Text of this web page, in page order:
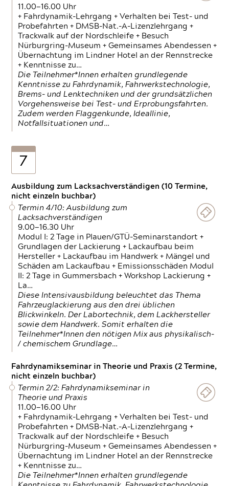
11.00—16.00 Uhr
+ Fahrdynamik-Lehrgang + Verhalten bei Test- und
Probefahrten + DMSB-Nat.-A-Lizenzlehrgang +
Trackwalk auf der Nordschleife + Besuch
Nürburgring-Museum + Gemeinsames Abendessen +
Übernachtung im Lindner Hotel an der Rennstrecke
+ Kenntnisse zu…
Die Teilnehmer*Innen erhalten grundlegende
Kenntnisse zu Fahrdynamik, Fahrwerkstechnologie,
Brems- und Lenktechniken und der grundsätzlichen
Vorgehensweise bei Test- und Erprobungsfahrten.
Zudem werden Flaggenkunde, Ideallinie,
Notfallsituationen und…
7
Ausbildung zum Lacksachverständigen (10 Termine,
nicht einzeln buchbar)
Termin 4/10: Ausbildung zum
Lacksachverständigen
9.00—16.30 Uhr
Modul I: 2 Tage in Plauen/GTÜ-Seminarstandort +
Grundlagen der Lackierung + Lackaufbau beim
Hersteller + Lackaufbau im Handwerk + Mängel und
Schäden am Lackaufbau + Emissionsschäden Modul
II: 2 Tage in Gummersbach + Workshop Lackierung +
La…
Diese Intensivausbildung beleuchtet das Thema
Fahrzeuglackierung aus den drei üblichen
Blickwinkeln. Der Labortechnik, dem Lackhersteller
sowie dem Handwerk. Somit erhalten die
Teilnehmer*Innen den nötigen Mix aus physikalisch-
/ chemischem Grundlage…
Fahrdynamikseminar in Theorie und Praxis (2 Termine,
nicht einzeln buchbar)
Termin 2/2: Fahrdynamikseminar in
Theorie und Praxis
11.00—16.00 Uhr
+ Fahrdynamik-Lehrgang + Verhalten bei Test- und
Probefahrten + DMSB-Nat.-A-Lizenzlehrgang +
Trackwalk auf der Nordschleife + Besuch
Nürburgring-Museum + Gemeinsames Abendessen +
Übernachtung im Lindner Hotel an der Rennstrecke
+ Kenntnisse zu…
Die Teilnehmer*Innen erhalten grundlegende